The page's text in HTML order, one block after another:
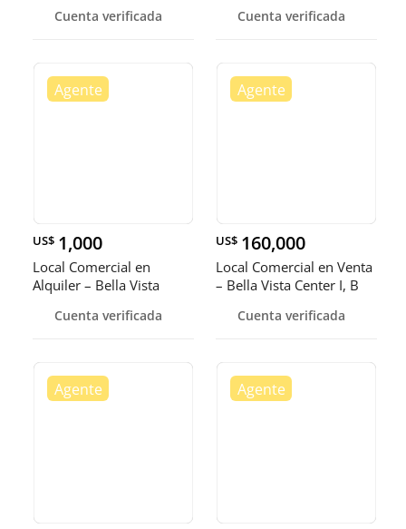
Cuenta verificada Cuenta verificada
US$ 1,000
Local Comercial en
Alquiler – Bella Vista
Cuenta verificada
US$ 160,000
Local Comercial en Venta
– Bella Vista Center I, B
Cuenta verificada